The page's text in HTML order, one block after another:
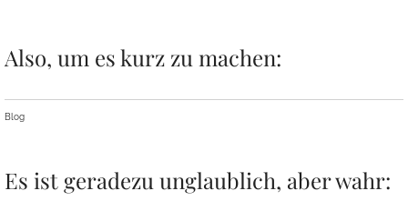
Also, um es kurz zu machen:
Blog
Es ist geradezu unglaublich, aber wahr: